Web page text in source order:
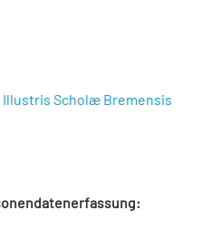
Illustris Scholæ Bremensis